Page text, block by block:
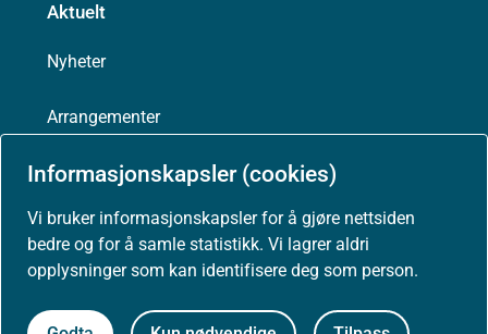
Informasjonskapsler (cookies)
Vi bruker informasjonskapsler for å gjøre nettsiden
bedre og for å samle statistikk. Vi lagrer aldri
opplysninger som kan identifisere deg som person.
Aktuelt
Nyheter
Arrangementer
Høringer
Presse